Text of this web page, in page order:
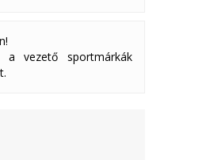
vezető sportmárkák